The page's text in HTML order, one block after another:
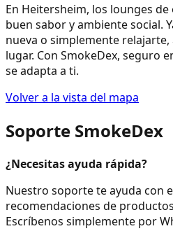
En Heitersheim, los lounges
buen sabor y ambiente social.
nueva o simplemente
lugar. Con SmokeDex, seguro
se adapta a ti.
Volver a la vista del mapa
Soporte SmokeDex
¿Necesitas ayuda rápida?
Nuestro soporte te ayuda con
recomendaciones de
Escríbenos simplemente por